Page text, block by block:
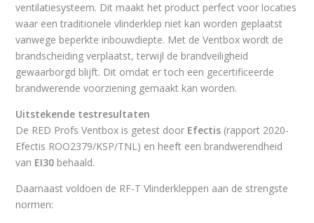
ventilatiesysteem. Dit maakt het product perfect voor locaties
waar een traditionele vlinderklep niet kan worden geplaatst
vanwege beperkte inbouwdiepte. Met de Ventbox wordt de
brandscheiding verplaatst, terwijl de brandveiligheid
gewaarborgd blijft. Dit omdat er toch een gecertificeerde
brandwerende voorziening gemaakt kan worden.
Uitstekende testresultaten
De RED Profs Ventbox is getest door Efectis(rapport 2020-
Efectis ROO2379/KSP/TNL) en heeft een brandwerendheid
van EI30behaald.
Daarnaast voldoen de RF-T Vlinderkleppen aan de strengste
normen: